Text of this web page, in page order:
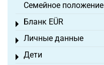
Семейное положение
Бланк EÜR
Toggle menu
Личные данные
Toggle menu
Дети
Toggle menu